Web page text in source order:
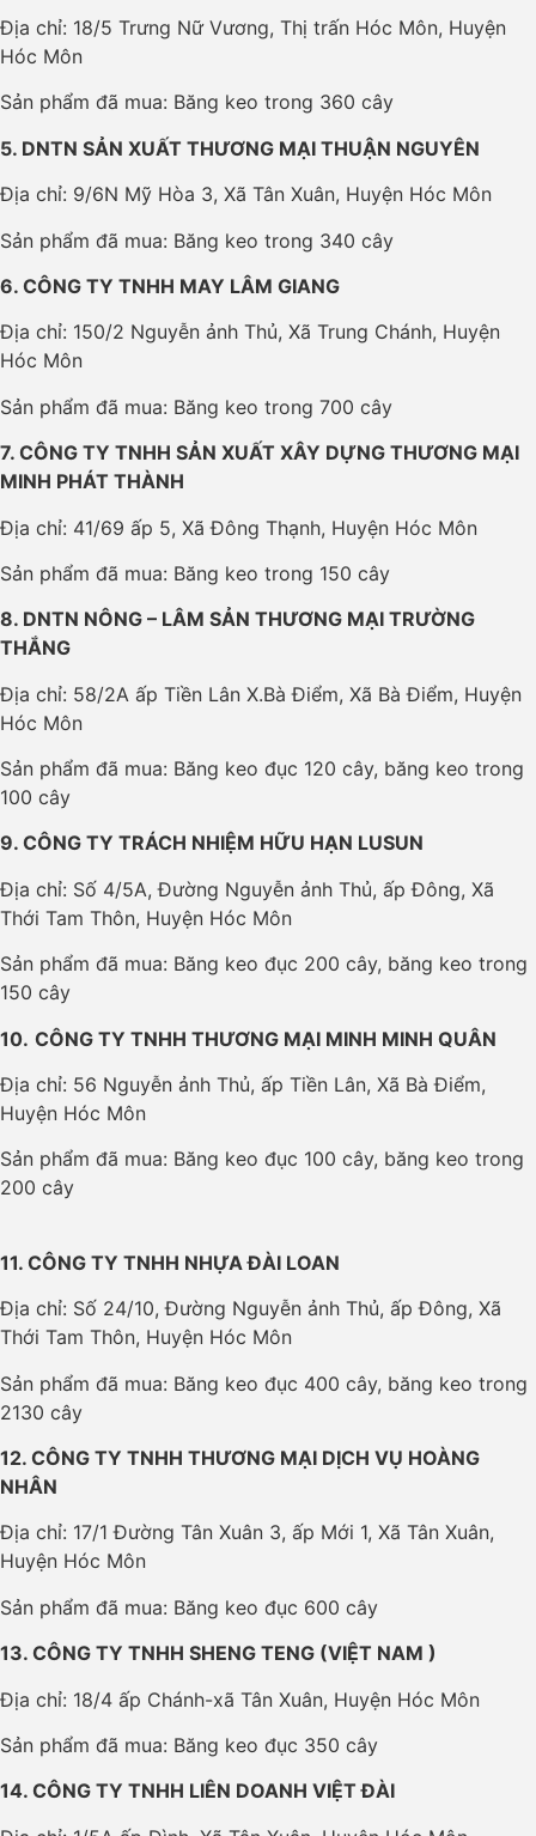
Địa chỉ: 18/5 Trưng Nữ Vương, Thị trấn Hóc Môn, Huyện
Hóc Môn
Sản phẩm đã mua: Băng keo trong 360 cây
5. DNTN SẢN XUẤT THƯƠNG MẠI THUẬN NGUYÊN
Địa chỉ: 9/6N Mỹ Hòa 3, Xã Tân Xuân, Huyện Hóc Môn
Sản phẩm đã mua: Băng keo trong 340 cây
6. CÔNG TY TNHH MAY LÂM GIANG
Địa chỉ: 150/2 Nguyễn ảnh Thủ, Xã Trung Chánh, Huyện
Hóc Môn
Sản phẩm đã mua: Băng keo trong 700 cây
7. CÔNG TY TNHH SẢN XUẤT XÂY DỰNG THƯƠNG MẠI
MINH PHÁT THÀNH
Địa chỉ: 41/69 ấp 5, Xã Đông Thạnh, Huyện Hóc Môn
Sản phẩm đã mua: Băng keo trong 150 cây
8. DNTN NÔNG – LÂM SẢN THƯƠNG MẠI TRƯỜNG
THẮNG
Địa chỉ: 58/2A ấp Tiền Lân X.Bà Điểm, Xã Bà Điểm, Huyện
Hóc Môn
Sản phẩm đã mua: Băng keo đục 120 cây, băng keo trong
100 cây
9. CÔNG TY TRÁCH NHIỆM HỮU HẠN LUSUN
Địa chỉ: Số 4/5A, Đường Nguyễn ảnh Thủ, ấp Đông, Xã
Thới Tam Thôn, Huyện Hóc Môn
Sản phẩm đã mua: Băng keo đục 200 cây, băng keo trong
150 cây
10. CÔNG TY TNHH THƯƠNG MẠI MINH MINH QUÂN
Địa chỉ: 56 Nguyễn ảnh Thủ, ấp Tiền Lân, Xã Bà Điểm,
Huyện Hóc Môn
Sản phẩm đã mua: Băng keo đục 100 cây, băng keo trong
200 cây
11. CÔNG TY TNHH NHỰA ĐÀI LOAN
Địa chỉ: Số 24/10, Đường Nguyễn ảnh Thủ, ấp Đông, Xã
Thới Tam Thôn, Huyện Hóc Môn
Sản phẩm đã mua: Băng keo đục 400 cây, băng keo trong
2130 cây
12. CÔNG TY TNHH THƯƠNG MẠI DỊCH VỤ HOÀNG
NHÂN
Địa chỉ: 17/1 Đường Tân Xuân 3, ấp Mới 1, Xã Tân Xuân,
Huyện Hóc Môn
Sản phẩm đã mua: Băng keo đục 600 cây
13. CÔNG TY TNHH SHENG TENG (VIỆT NAM )
Địa chỉ: 18/4 ấp Chánh-xã Tân Xuân, Huyện Hóc Môn
Sản phẩm đã mua: Băng keo đục 350 cây
14. CÔNG TY TNHH LIÊN DOANH VIỆT ĐÀI